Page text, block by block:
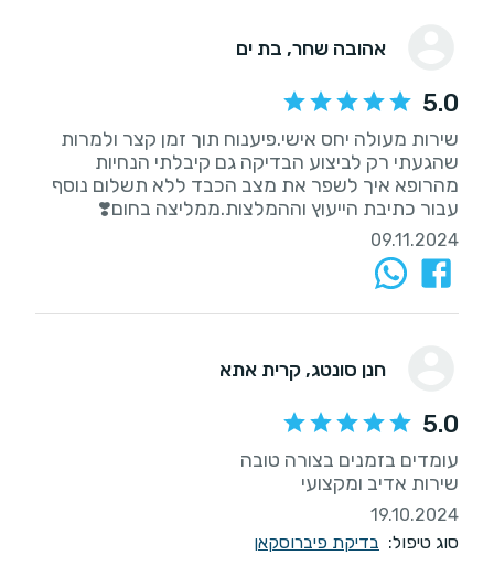
אהובה שחר, בת ים
5.0
שירות מעולה יחס אישי.פיענוח תוך זמן קצר ולמרות
שהגעתי רק לביצוע הבדיקה גם קיבלתי הנחיות
מהרופא איך לשפר את מצב הכבד ללא תשלום נוסף
עבור כתיבת הייעוץ וההמלצות.ממליצה בחום❣️
09.11.2024
חנן סונטג, קרית אתא
5.0
שירות אדיב ומקצועי
19.10.2024
סוג טיפול: בדיקת פיברוסקאן